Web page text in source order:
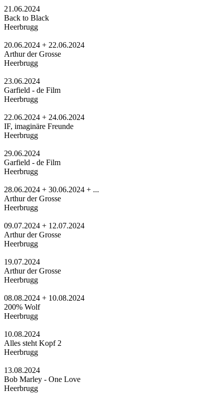
21.06.2024
Back to Black
Heerbrugg
20.06.2024 + 22.06.2024
Arthur der Grosse
Heerbrugg
23.06.2024
Garfield - de Film
Heerbrugg
22.06.2024 + 24.06.2024
IF, imaginäre Freunde
Heerbrugg
29.06.2024
Garfield - de Film
Heerbrugg
28.06.2024 + 30.06.2024 + ...
Arthur der Grosse
Heerbrugg
09.07.2024 + 12.07.2024
Arthur der Grosse
Heerbrugg
19.07.2024
Arthur der Grosse
Heerbrugg
08.08.2024 + 10.08.2024
200% Wolf
Heerbrugg
10.08.2024
Alles steht Kopf 2
Heerbrugg
13.08.2024
Bob Marley - One Love
Heerbrugg